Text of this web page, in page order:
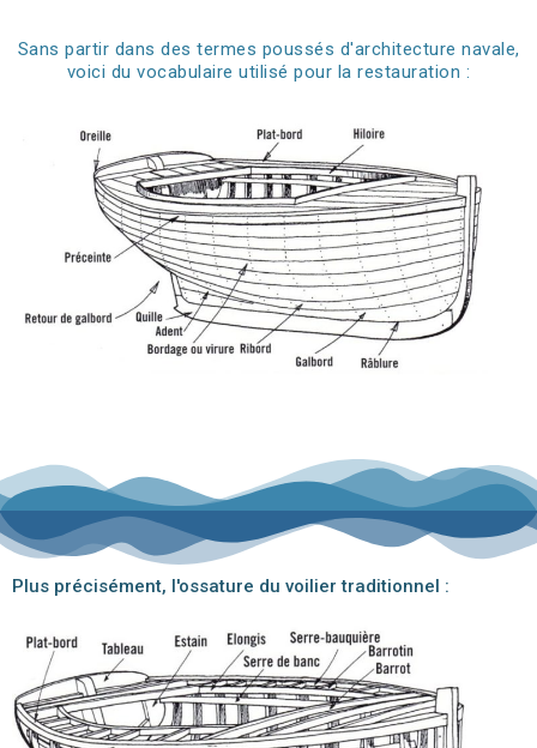
Sans partir dans des termes poussés d'architecture navale,
voici du vocabulaire utilisé pour la restauration :
Plus précisément, l'ossature du voilier traditionnel :